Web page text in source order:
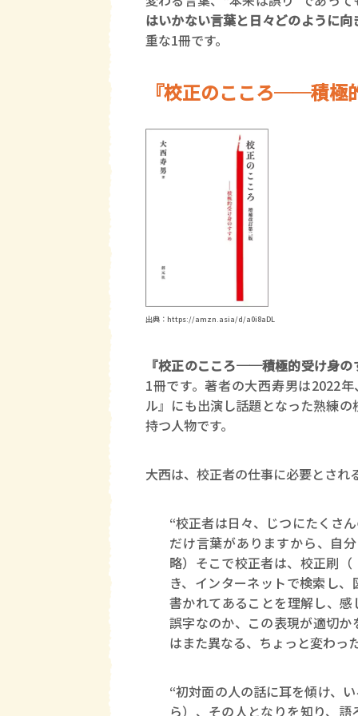
はいかない言葉と日々どのように
重な1冊です。
『校正のこころ──積極
出典：https://amzn.asia/d/a0i8aDL
『校正のこころ──積極的受け身の
1冊です。著者の大西寿男は2022
ル』にも出演し話題となった熟練
持つ人物です。
大西は、校正者の仕事に必要とされ
“校正者は日々、じつにたくさ
だけ言葉がありますから、自
略）そこで校正者は、校正刷
き、インターネットで検索し
書かれてあることを理解し、
誤字なのか、この表現が適切
はまた異なる、ちょっと変わっ
“初対面の人の話に耳を傾け、
ら）、その人となりを知り、